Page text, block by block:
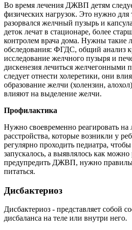
Во время лечения ДЖВП детям
физических нагрузок. Это нужно для
разорвался желчный пузырь и
деток лечат в стационаре, более
контролем врача дома. Нужны такие
обследования: ФГДС, общий анализ
исследование желчного пузыря и
дискенезия лечиться желчегонными
следует отнести холеретики, они
образование желчи (холензин,
влияют на выделение желчи.
Профилактика
Нужно своевременно реагировать
расстройства, которые возникли у
регулярно проходить педиатра,
запускалось, а выявлялось как
предупредить ДЖВП, нужно
питаться.
Дисбактериоз
Дисбактериоз - представляет собой
дисбаланса на теле или внутри него.